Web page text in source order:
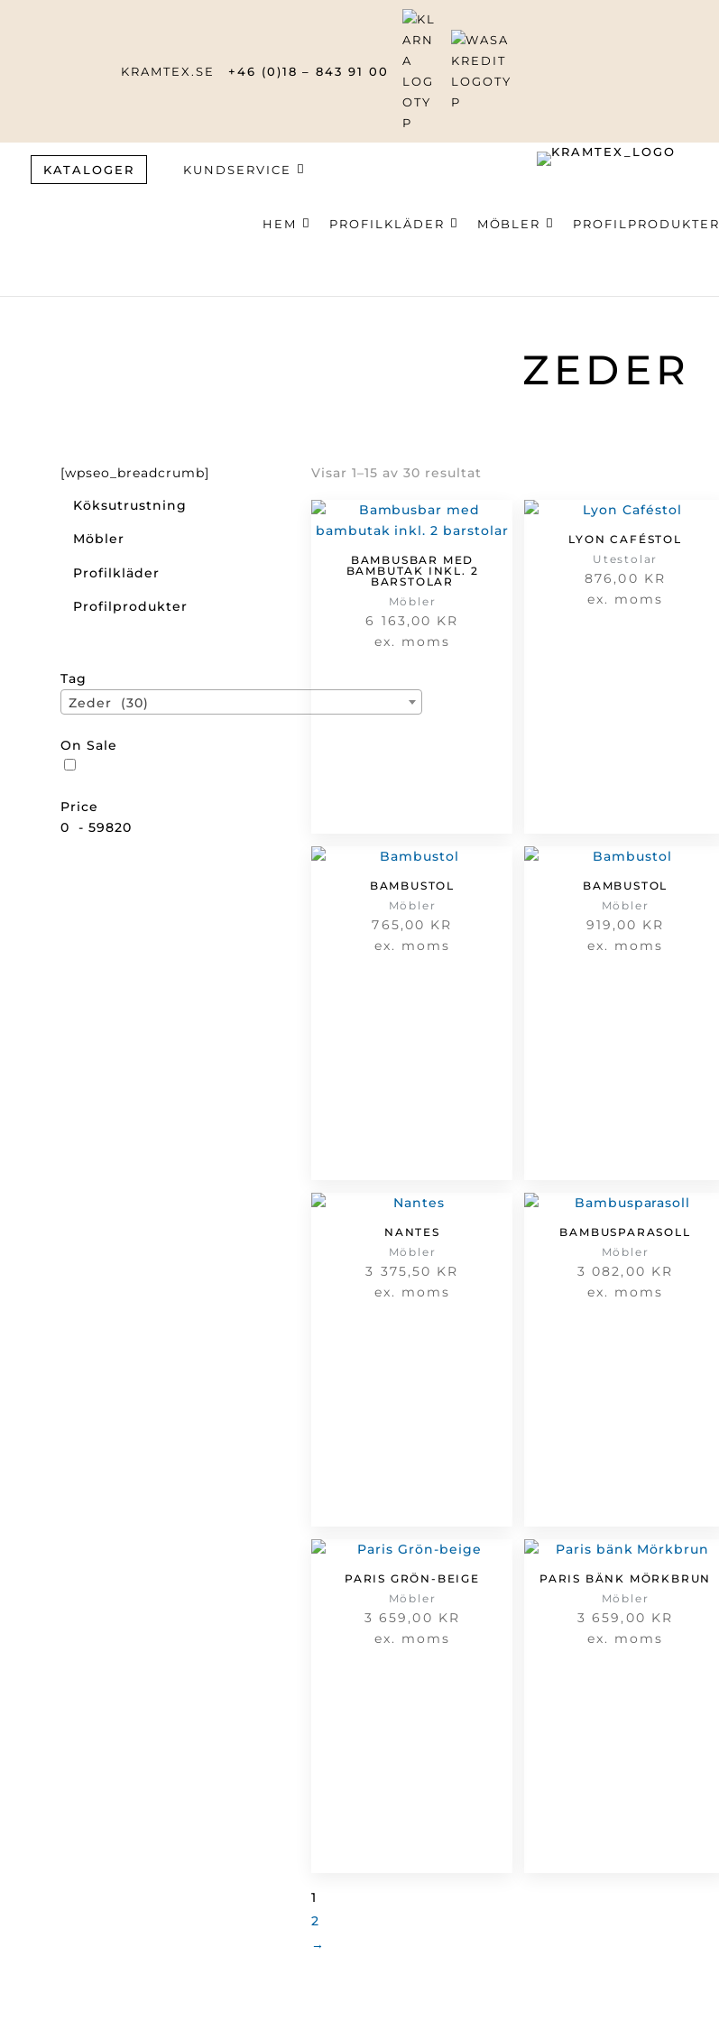
KRAMTEX.SE +46 (0)18 – 843 91 00
KATALOGER KUNDSERVICE
HEM PROFILKLÄDER MÖBLER PROFILPRODUKTER
ZEDER
[wpseo_breadcrumb]
Köksutrustning
Möbler
Profilkläder
Profilprodukter
Tag
Zeder (30)
On Sale
Price
0
-59820
Visar 1–15 av 30 resultat
senaste
BAMBUSBAR MED
BAMBUTAK INKL. 2
BARSTOLAR
Möbler
6 163,00 KR
ex. moms
LYON CAFÉSTOL
Utestolar
876,00 KR
ex. moms
BAMBUSTOL
Möbler
765,00 KR
ex. moms
BAMBUSTOL
Möbler
919,00 KR
ex. moms
NANTES
Möbler
3 375,50 KR
ex. moms
BAMBUSPARASOLL
Möbler
3 082,00 KR
ex. moms
PARIS GRÖN-BEIGE
Möbler
3 659,00 KR
ex. moms
PARIS BÄNK MÖRKBRUN
Möbler
3 659,00 KR
ex. moms
1
2
→